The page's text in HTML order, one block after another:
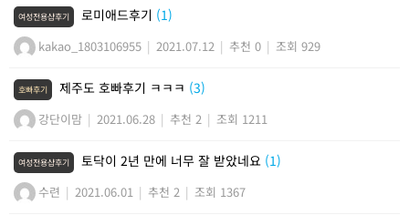
여성전용샵후기 로미애드후기 (1)
kakao_1803106955 | 2021.07.12 | 추천 0 | 조회 929
호빠후기 제주도 호빠후기 ㅋㅋㅋ (3)
강단이맘 | 2021.06.28 | 추천 2 | 조회 1211
여성전용샵후기 토닥이 2년 만에 너무 잘 받았네요 (1)
수련 | 2021.06.01 | 추천 2 | 조회 1367